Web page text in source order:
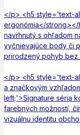
</p> <h5 style='text-
ergonómia</
navrhnutý s ohľadom
vyčnievajúce body či
prirodzený pohyb bez
</p> <h5 style='text-
a značkovým
left;'>Signature séria
farebných možností,
vizuálnu identitu